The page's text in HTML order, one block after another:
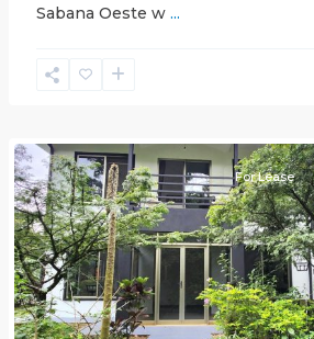
Sabana Oeste w ...
Alajuela
Previous
For Lease